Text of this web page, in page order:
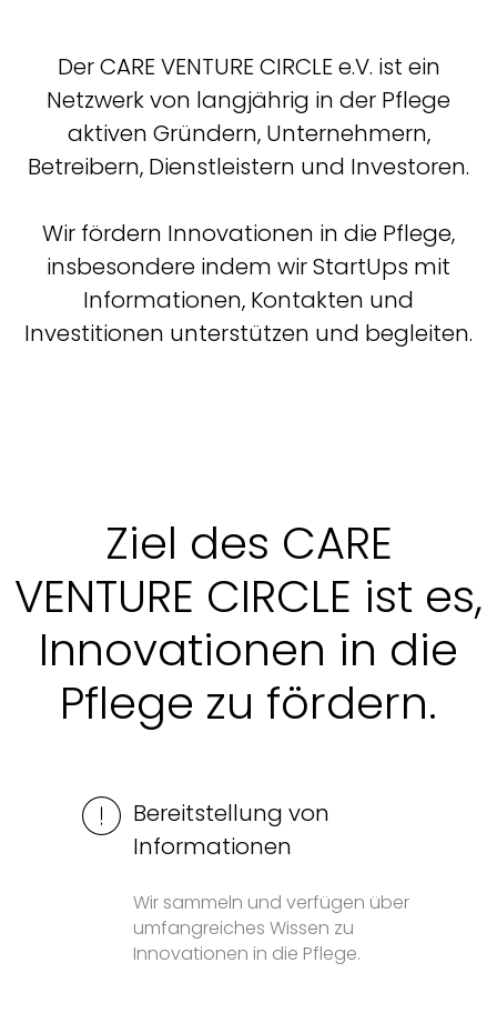
Der CARE VENTURE CIRCLE e.V. ist ein
Netzwerk von langjährig in der Pflege
aktiven Gründern, Unternehmern,
Betreibern, Dienstleistern und Investoren.
Wir fördern Innovationen in die Pflege,
insbesondere indem wir StartUps mit
Informationen, Kontakten und
Investitionen unterstützen und begleiten.
Ziel des CARE
VENTURE CIRCLE ist es,
Innovationen in die
Pflege zu fördern.
Bereitstellung von
Informationen
Wir sammeln und verfügen über
umfangreiches Wissen zu
Innovationen in die Pflege.